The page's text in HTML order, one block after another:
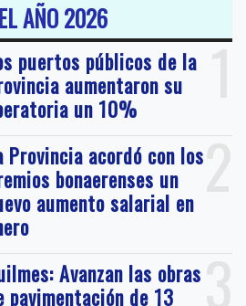
AÑO 2026
1
puertos públicos de la
aumentaron su
un 10%
2
Provincia acordó con los
bonaerenses un
aumento salarial en
3
Avanzan las obras
pavimentación de 13